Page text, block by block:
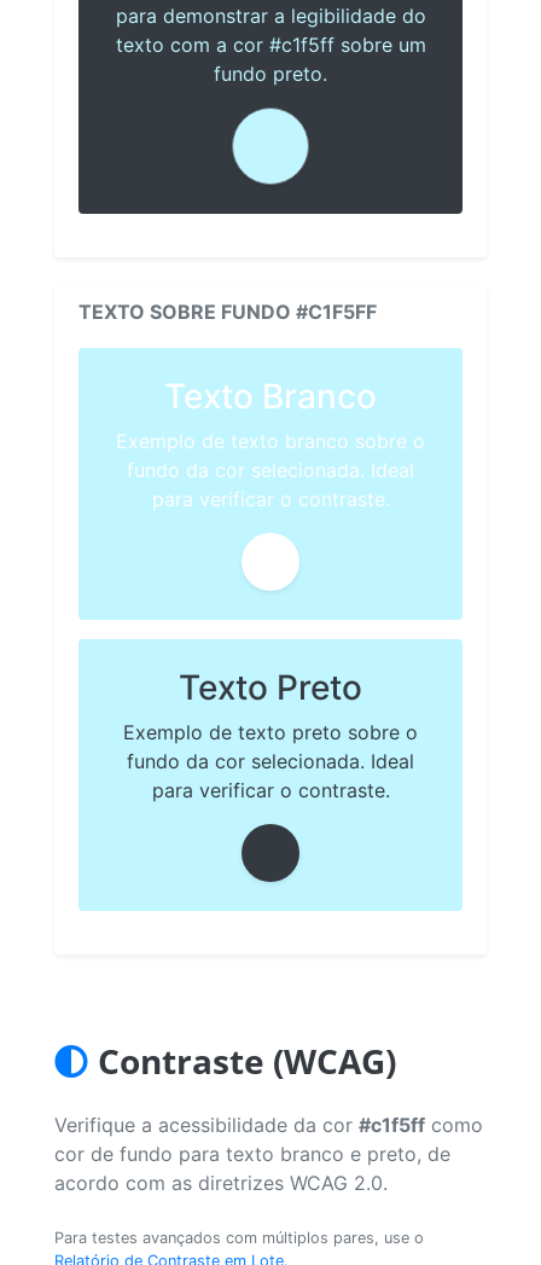
para demonstrar a legibilidade do
texto com a cor #c1f5ff sobre um
fundo preto.
TEXTO SOBRE FUNDO #C1F5FF
Texto Branco
Exemplo de texto branco sobre o
fundo da cor selecionada. Ideal
para verificar o contraste.
Texto Preto
Exemplo de texto preto sobre o
fundo da cor selecionada. Ideal
para verificar o contraste.
Contraste (WCAG)
Verifique a acessibilidade da cor #c1f5ff como
cor de fundo para texto branco e preto, de
acordo com as diretrizes WCAG 2.0.
Para testes avançados com múltiplos pares, use o
Relatório de Contraste em Lote.